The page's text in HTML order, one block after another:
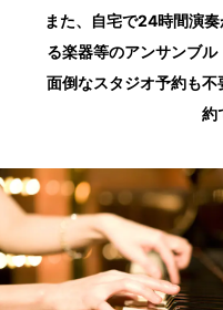
また、自宅で24時間演
る楽器等のアンサンブ
面倒なスタジオ予約も
約